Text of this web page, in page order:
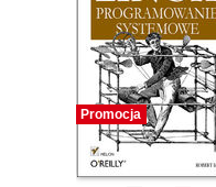
Promocja